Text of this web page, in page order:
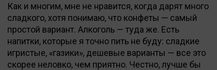
Как и многим, мне не нравится, когда дарят много
сладкого, хотя понимаю, что конфеты — самый
простой вариант. Алкоголь — туда же. Есть
напитки, которые я точно пить не буду: сладкие
игристые, «газики», дешевые варианты — все это
скорее неловко, чем приятно. Честно, лучше бы